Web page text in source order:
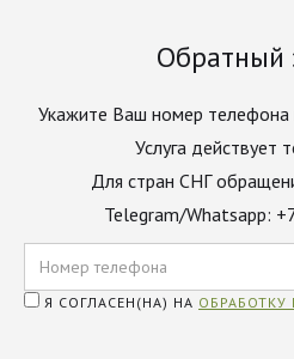
Обратный
Укажите Ваш номер телефона
Услуга действует
Для стран СНГ
Telegram/Whatsapp:
Я СОГЛАСЕН(НА) НА